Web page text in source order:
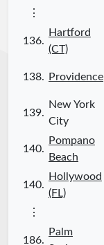
⋮
136.
Hartford
(CT)
138. Providence
139.
New York
City
140.
Pompano
Beach
140.
Hollywood
(FL)
⋮
186.
Palm